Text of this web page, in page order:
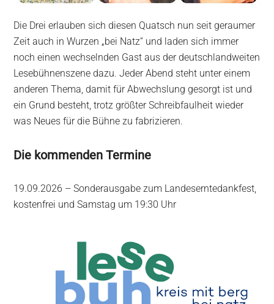
Die Drei erlauben sich diesen Quatsch nun seit geraumer
Zeit auch in Wurzen „bei Natz“ und laden sich immer
noch einen wechselnden Gast aus der deutschlandweiten
Lesebühnenszene dazu. Jeder Abend steht unter einem
anderen Thema, damit für Abwechslung gesorgt ist und
ein Grund besteht, trotz größter Schreibfaulheit wieder
was Neues für die Bühne zu fabrizieren.
Die kommenden Termine
19.09.2026 – Sonderausgabe zum Landeserntedankfest,
kostenfrei und Samstag um 19:30 Uhr